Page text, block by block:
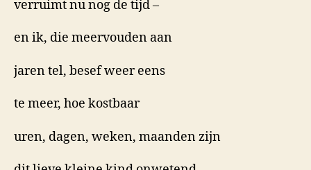
verruimt nu nog de tijd –
en ik, die meervouden aan
jaren tel, besef weer eens
te meer, hoe kostbaar
uren, dagen, weken, maanden zijn